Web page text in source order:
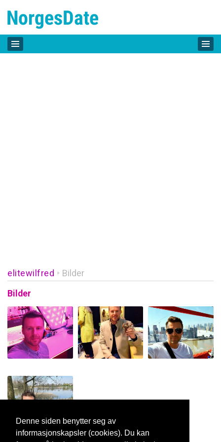
Denne siden benytter seg av
informasjonskapsler (cookies). Du kan
elitewilfred » Bilder
Bilder